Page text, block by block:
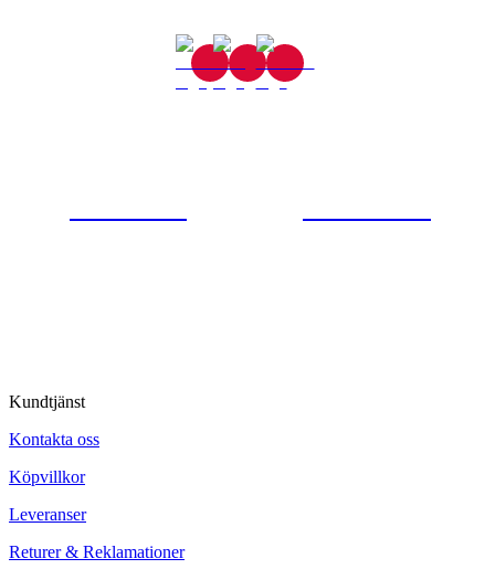
Kundtjänst
Kontakta oss
Köpvillkor
Leveranser
Returer & Reklamationer